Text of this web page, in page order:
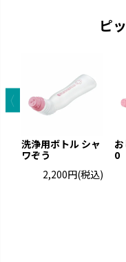
ピ
洗浄用ボトル シャ
ワぞう
2,200円(税込)
0